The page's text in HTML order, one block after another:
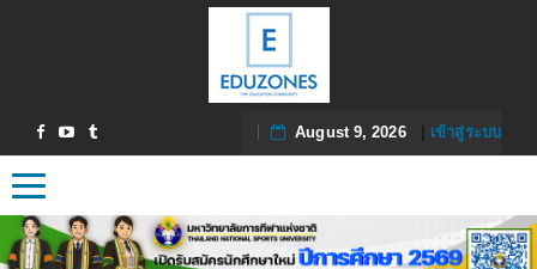
August 9, 2026| เข้าสู่ระบบ
Toggle navigation